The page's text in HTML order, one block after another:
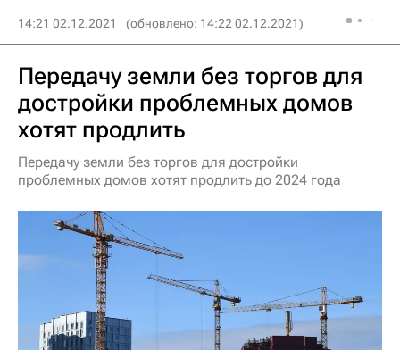
14:21 02.12.2021 (обновлено: 14:22 02.12.2021)
Передачу земли без торгов для
достройки проблемных домов
хотят продлить
Передачу земли без торгов для достройки
проблемных домов хотят продлить до 2024 года